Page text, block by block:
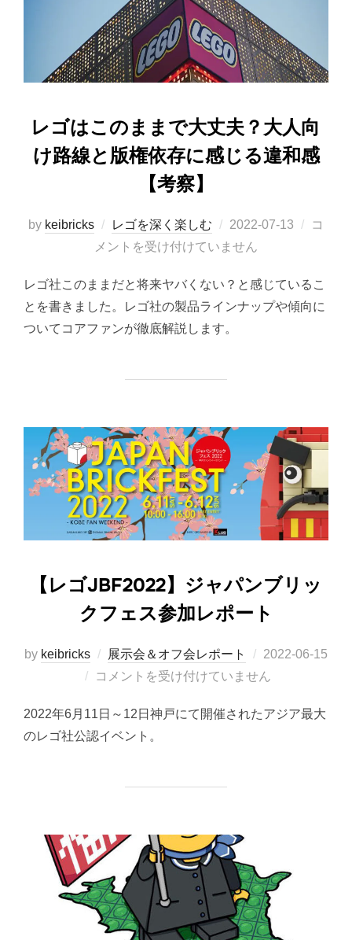
レゴはこのままで大丈夫？大人向
け路線と版権依存に感じる違和感
【考察】
by keibricks レゴを深く楽しむ
投
稿
2022-07-13
コ
メントを受け付けていません
レゴ社このままだと将来ヤバくない？と感じているこ
とを書きました。レゴ社の製品ラインナップや傾向に
ついてコアファンが徹底解説します。
【レゴJBF2022】ジャパンブリッ
クフェス参加レポート
by keibricks 展示会＆オフ会レポート
投
稿
2022-06-15
コメントを受け付けていません
2022年6月11日～12日神戸にて開催されたアジア最大
のレゴ社公認イベント。